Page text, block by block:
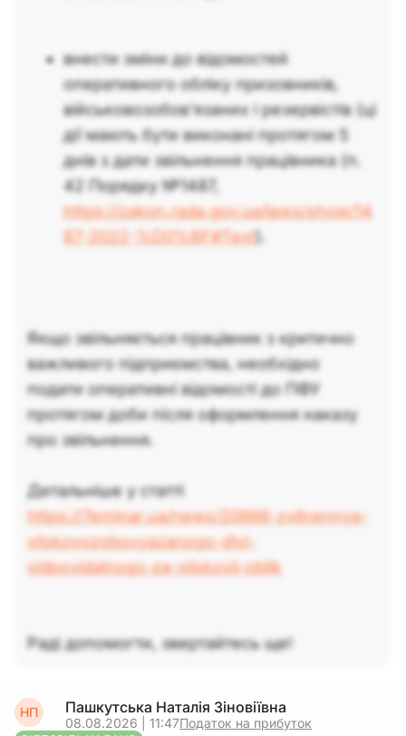
внести зміни до відомостей
оперативного обліку призовників,
військовозобов’язаних і резервістів (ці
дії мають бути виконані протягом 5
днів з дати звільнення працівника (п.
42 Порядку №1487,
https://zakon.rada.gov.ua/laws/show/14
87-2022-%D0%BF#Text).
Якщо звільняється працівник з критично
важливого підприємства, необхідно
подати оперативні відомості до ПФУ
протягом доби після оформлення наказу
про звільнення.
Детальніше у статті
https://7eminar.ua/news/20666-zvilnennya-
viiskovozobovyazanogo-diyi-
vidpovidalnogo-za-viiskovii-oblik
Раді допомогти, звертайтесь ще!
НП Пашкутська Наталія Зіновіївна
08.08.2026 | 11:47Податок на прибуток